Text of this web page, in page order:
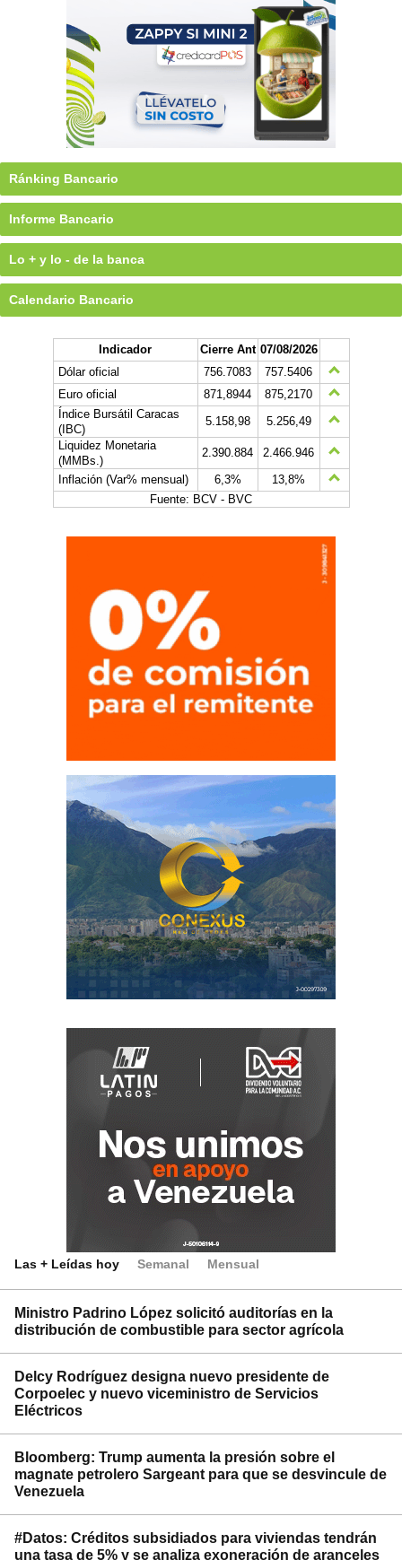
Ránking Bancario
Informe Bancario
Lo + y lo - de la banca
Calendario Bancario
Indicador Cierre Ant 07/08/2026
Dólar oficial
756.7083
757.5406
Euro oficial
871,8944
875,2170
Índice Bursátil Caracas
(IBC)
5.158,98
5.256,49
Liquidez Monetaria
(MMBs.)
2.390.884
2.466.946
Inflación (Var% mensual)
6,3%
13,8%
Fuente: BCV - BVC
Las + Leídas hoy Semanal Mensual
Ministro Padrino López solicitó auditorías en la
distribución de combustible para sector agrícola
Delcy Rodríguez designa nuevo presidente de
Corpoelec y nuevo viceministro de Servicios
Eléctricos
Bloomberg: Trump aumenta la presión sobre el
magnate petrolero Sargeant para que se desvincule de
Venezuela
#Datos: Créditos subsidiados para viviendas tendrán
una tasa de 5% y se analiza exoneración de aranceles